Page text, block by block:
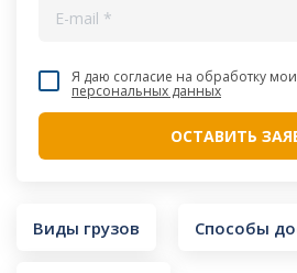
Я даю согласие на обработку
персональных данных
Виды грузов Способы